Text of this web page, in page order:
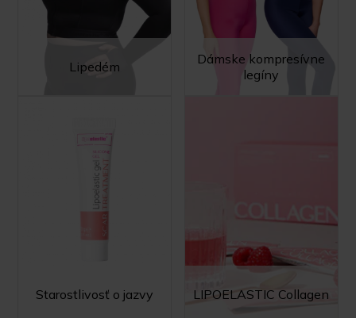
Lipedém
Dámske kompresívne
legíny
Starostlivosť o jazvy LIPOELASTIC Collagen